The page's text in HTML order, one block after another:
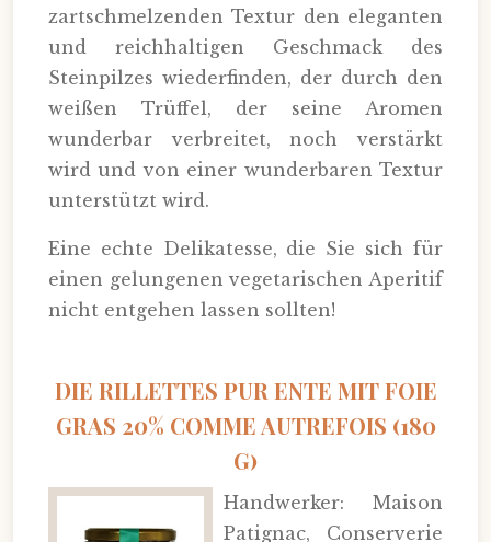
zartschmelzenden Textur den eleganten
und reichhaltigen Geschmack des
Steinpilzes wiederfinden, der durch den
weißen Trüffel, der seine Aromen
wunderbar verbreitet, noch verstärkt
wird und von einer wunderbaren Textur
unterstützt wird.
Eine echte Delikatesse, die Sie sich für
einen gelungenen vegetarischen Aperitif
nicht entgehen lassen sollten!
DIE RILLETTES PUR ENTE MIT FOIE
GRAS 20% COMME AUTREFOIS (180
G)
Handwerker: Maison
Patignac, Conserverie